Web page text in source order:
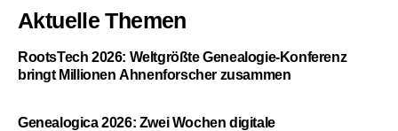
Aktuelle Themen
RootsTech 2026: Weltgrößte Genealogie-Konferenz
bringt Millionen Ahnenforscher zusammen
Genealogica 2026: Zwei Wochen digitale